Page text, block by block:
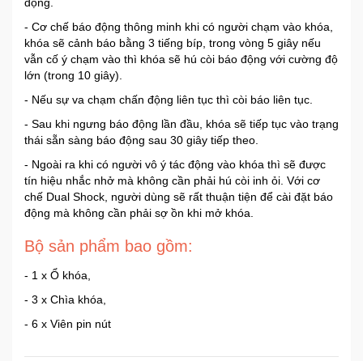
- Cơ chế báo động thông minh khi có người chạm vào khóa,
khóa sẽ cảnh báo bằng 3 tiếng bíp, trong vòng 5 giây nếu
vẫn cố ý chạm vào thì khóa sẽ hú còi báo động với cường độ
lớn (trong 10 giây).
- Nếu sự va chạm chấn động liên tục thì còi báo liên tục.
- Sau khi ngưng báo động lần đầu, khóa sẽ tiếp tục vào trạng
thái sẵn sàng báo động sau 30 giây tiếp theo.
- Ngoài ra khi có người vô ý tác động vào khóa thì sẽ được
tín hiệu nhắc nhở mà không cần phải hú còi inh ỏi. Với cơ
chế Dual Shock, người dùng sẽ rất thuận tiện để cài đặt báo
động mà không cần phải sợ ồn khi mở khóa.
Bộ sản phẩm bao gồm:
- 1 x Ổ khóa,
- 3 x Chìa khóa,
- 6 x Viên pin nút